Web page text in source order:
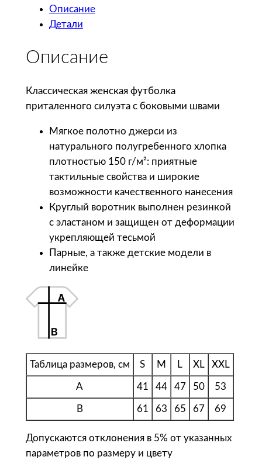
т
о
т
т
к
а
н
с
к
Описание
Детали
Описание
Классическая женская футболка
приталенного силуэта с боковыми швами
Мягкое полотно джерси из
натурального полугребенного хлопка
плотностью 150 г/м²: приятные
тактильные свойства и широкие
возможности качественного нанесения
Круглый воротник выполнен резинкой
с эластаном и защищен от деформации
укрепляющей тесьмой
Парные, а также детские модели в
линейке
Таблица размеров, см S M L XL XXL
A 41 44 47 50 53
B 61 63 65 67 69
Допускаются отклонения в 5% от указанных
параметров по размеру и цвету